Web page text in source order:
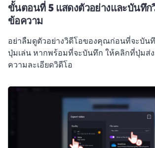
ขั้นตอนที่ 5แสดงตัวอย่างและบันทึก
ข้อความ
อย่าลืมดูตัวอย่างวิดีโอของคุณก่อนที่จะบัน
ปุ่มเล่น หากพร้อมที่จะบันทึก ให้คลิกที่ปุ่มส่ง
ความละเอียดวิดีโอ